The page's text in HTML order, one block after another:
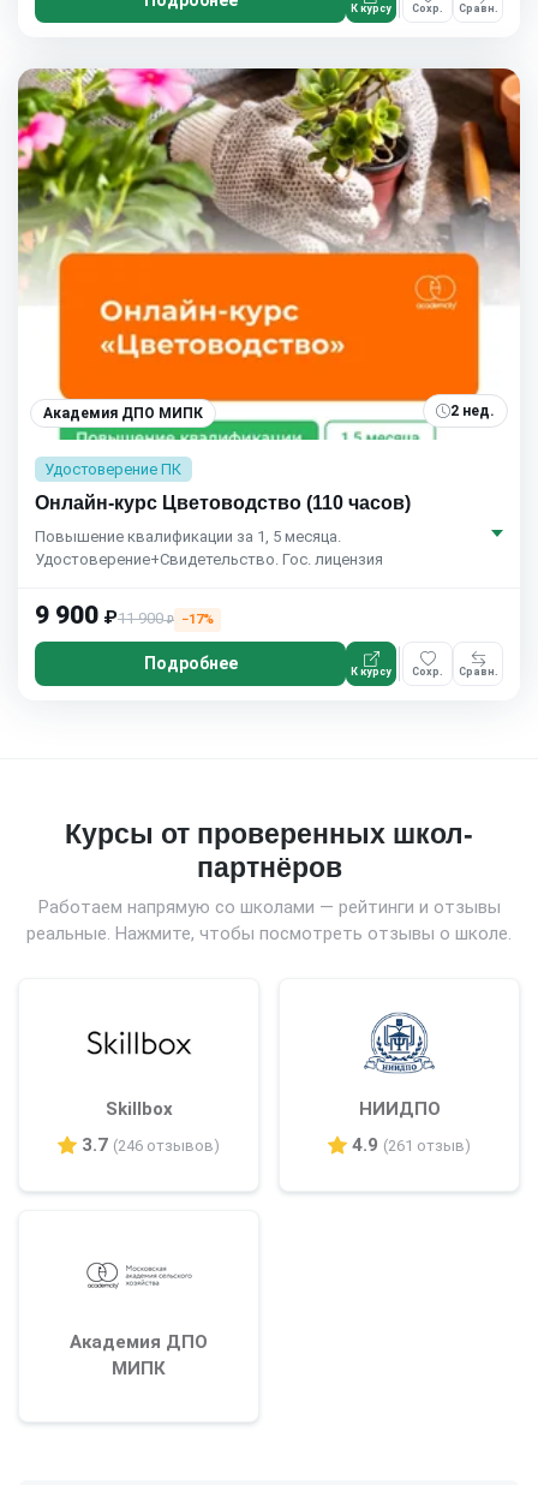
К курсу Сохр. Сравн.
Академия ДПО МИПК 2 нед.
Удостоверение ПК
Онлайн-курс Цветоводство (110 часов)
Повышение квалификации за 1, 5 месяца.
Удостоверение+Свидетельство. Гос. лицензия
9 900 ₽11 900₽ −17%
Подробнее К курсу Сохр. Сравн.
Курсы от проверенных школ-
партнёров
Работаем напрямую со школами — рейтинги и отзывы
реальные. Нажмите, чтобы посмотреть отзывы о школе.
Skillbox
3.7 (246 отзывов)
НИИДПО
4.9 (261 отзыв)
Академия ДПО
МИПК